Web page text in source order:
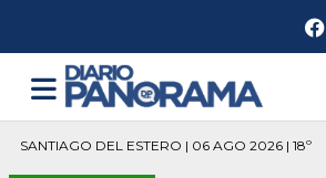
SANTIAGO DEL ESTERO | 06 AGO 2026 | 18º